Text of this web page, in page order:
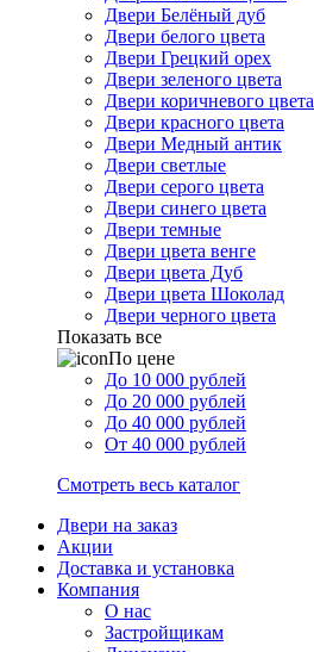
Двери Белёный дуб
Двери белого цвета
Двери Грецкий орех
Двери зеленого цвета
Двери коричневого цвета
Двери красного цвета
Двери Медный антик
Двери светлые
Двери серого цвета
Двери синего цвета
Двери темные
Двери цвета венге
Двери цвета Дуб
Двери цвета Шоколад
Двери черного цвета
Показать все
По цене
До 10 000 рублей
До 20 000 рублей
До 40 000 рублей
От 40 000 рублей
Смотреть весь каталог
Двери на заказ
Акции
Доставка и установка
Компания
О нас
Застройщикам